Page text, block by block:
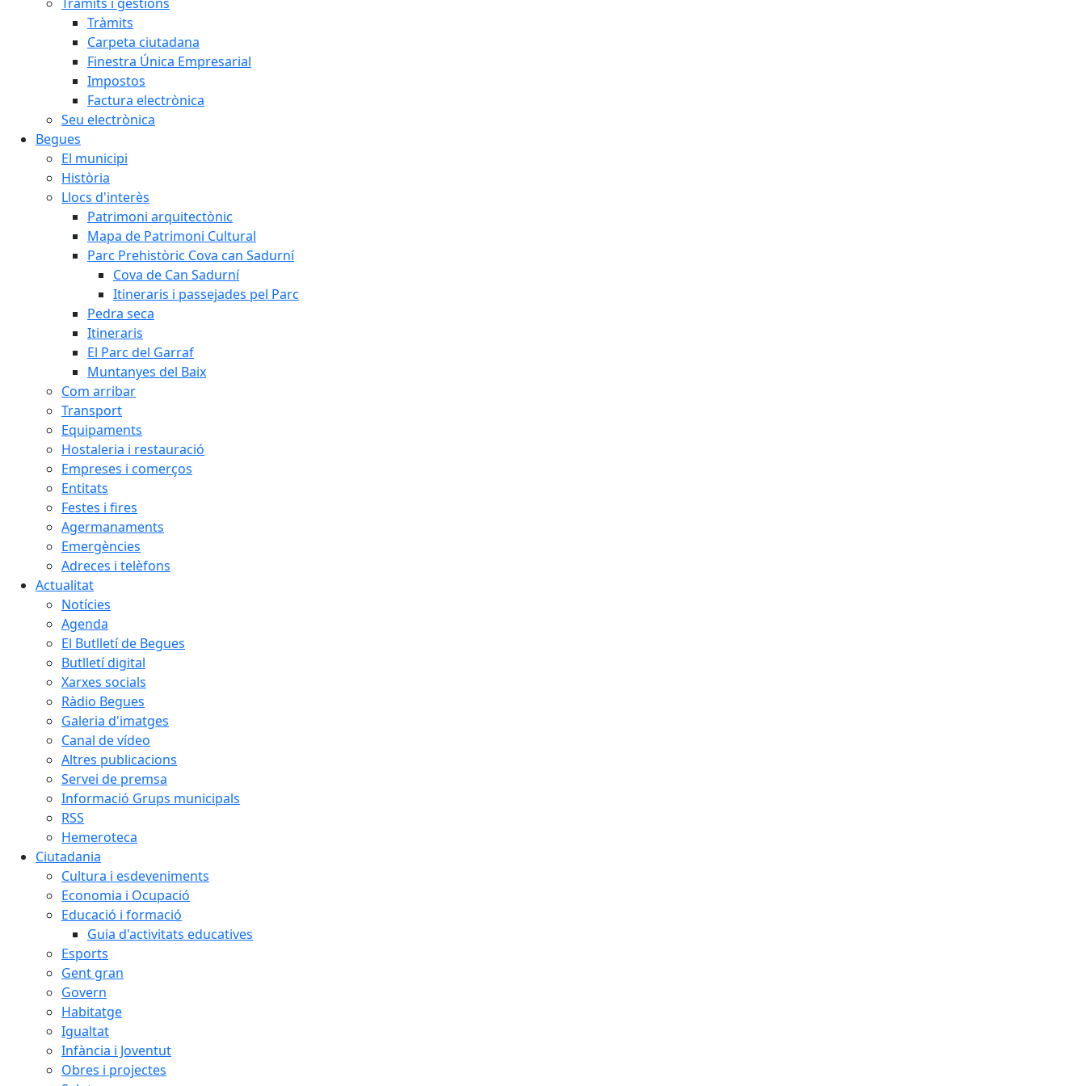
Tràmits
Carpeta ciutadana
Finestra Única Empresarial
Impostos
Factura electrònica
Seu electrònica
Begues
El municipi
Història
Llocs d'interès
Patrimoni arquitectònic
Mapa de Patrimoni Cultural
Parc Prehistòric Cova can Sadurní
Cova de Can Sadurní
Itineraris i passejades pel Parc
Pedra seca
Itineraris
El Parc del Garraf
Muntanyes del Baix
Com arribar
Transport
Equipaments
Hostaleria i restauració
Empreses i comerços
Entitats
Festes i fires
Agermanaments
Emergències
Adreces i telèfons
Actualitat
Notícies
Agenda
El Butlletí de Begues
Butlletí digital
Xarxes socials
Ràdio Begues
Galeria d'imatges
Canal de vídeo
Altres publicacions
Servei de premsa
Informació Grups municipals
RSS
Hemeroteca
Ciutadania
Cultura i esdeveniments
Economia i Ocupació
Educació i formació
Guia d'activitats educatives
Esports
Gent gran
Govern
Habitatge
Igualtat
Infància i Joventut
Obres i projectes